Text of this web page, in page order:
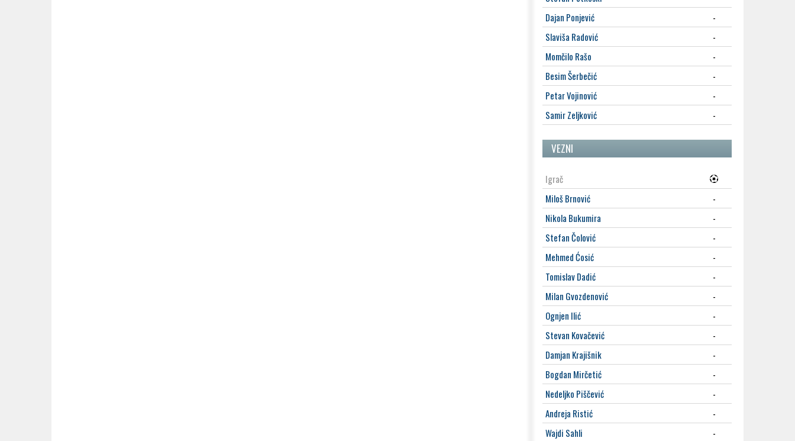
Dajan Ponjević
-
Slaviša Radović
-
Momčilo Rašo
-
Besim Šerbečić
-
Petar Vojinović
-
Samir Zeljković
-
VEZNI
Igrač
Miloš Brnović
-
Nikola Bukumira
-
Stefan Čolović
-
Mehmed Ćosić
-
Tomislav Dadić
-
Milan Gvozdenović
-
Ognjen Ilić
-
Stevan Kovačević
-
Damjan Krajišnik
-
Bogdan Mirčetić
-
Nedeljko Piščević
-
Andreja Ristić
-
Wajdi Sahli
-